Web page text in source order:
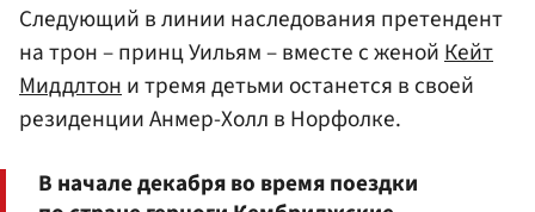
Следующий в линии наследования претендент
на трон – принц Уильям – вместе с женой Кейт
Миддлтон и тремя детьми останется в своей
резиденции Анмер-Холл в Норфолке.
В начале декабря во время поездки